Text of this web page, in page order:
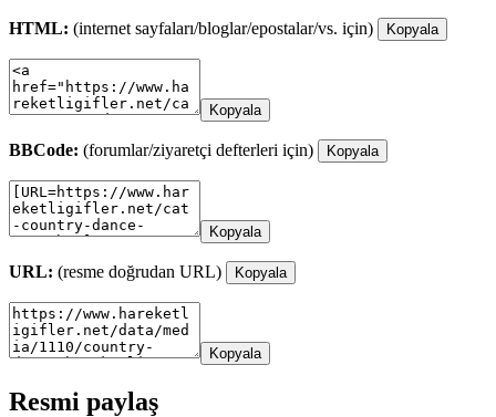
HTML: (internet sayfaları/bloglar/epostalar/vs. için) Kopyala
Kopyala
BBCode: (forumlar/ziyaretçi defterleri için) Kopyala
Kopyala
URL: (resme doğrudan URL) Kopyala
Kopyala
Resmi paylaş